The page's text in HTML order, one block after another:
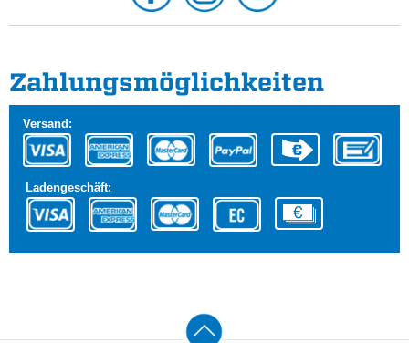
Zahlungs­möglichkeiten
Versand:
Ladengeschäft: